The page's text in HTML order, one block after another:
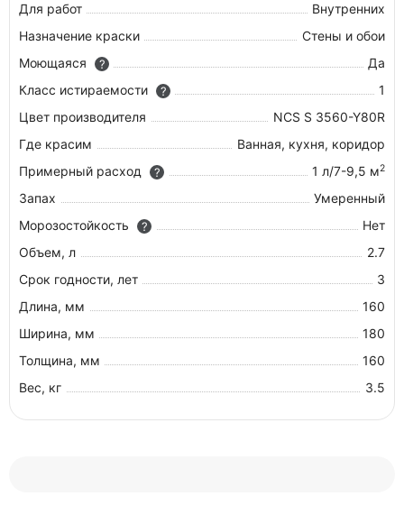
Для работ
Внутренних
Назначение краски
Стены и обои
Моющаяся
?
Да
Класс истираемости
?
1
Цвет производителя
NCS S 3560-Y80R
Где красим
Ванная, кухня, коридор
Примерный расход
? 1 л/7-9,5 м2
Запах
Умеренный
Морозостойкость
?
Нет
Объем, л
2.7
Срок годности, лет
3
Длина, мм
160
Ширина, мм
180
Толщина, мм
160
Вес, кг
3.5